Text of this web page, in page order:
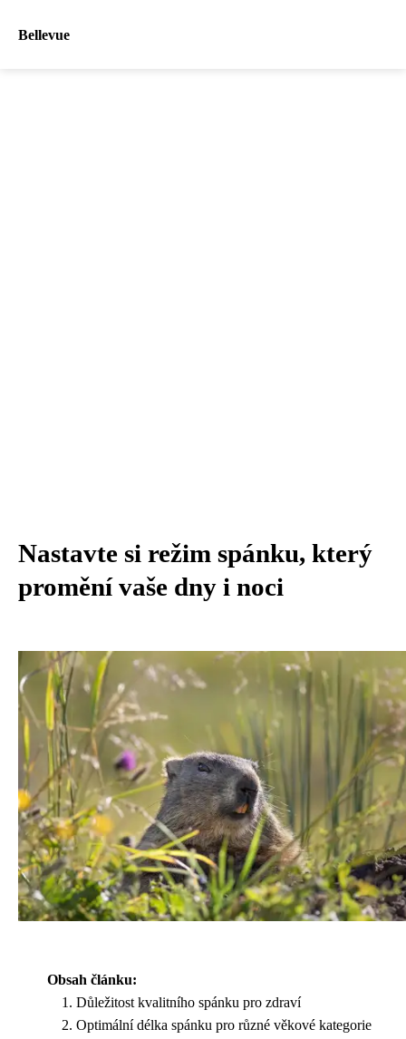
Bellevue
Nastavte si režim spánku, který
promění vaše dny i noci
Obsah článku:
Důležitost kvalitního spánku pro zdraví
Optimální délka spánku pro různé věkové kategorie